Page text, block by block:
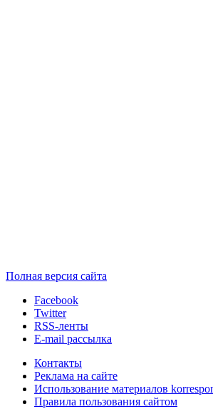
Полная версия сайта
Facebook
Twitter
RSS-ленты
E-mail рассылка
Контакты
Реклама на сайте
Использование материалов
Правила пользования сайтом